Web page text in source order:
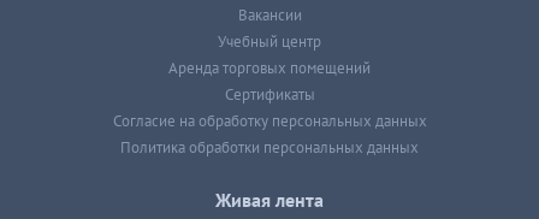
Вакансии
Учебный центр
Аренда торговых помещений
Сертификаты
Согласие на обработку персональных данных
Политика обработки персональных данных
Живая лента